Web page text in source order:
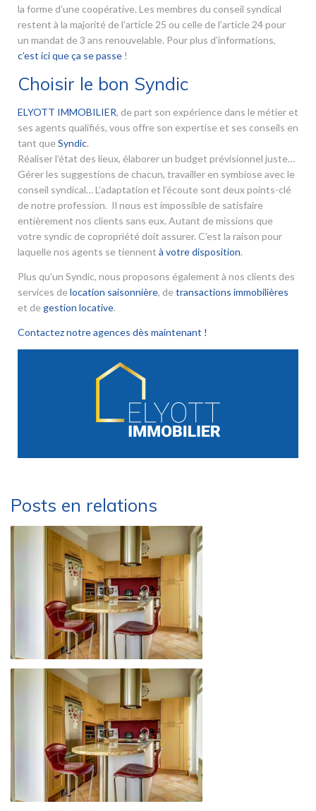
la forme d’une coopérative. Les membres du conseil syndical
restent à la majorité de l’article 25 ou celle de l’article 24 pour
un mandat de 3 ans renouvelable. Pour plus d’informations,
c’est ici que ça se passe !
Choisir le bon Syndic
ELYOTT IMMOBILIER, de part son expérience dans le métier et
ses agents qualifiés, vous offre son expertise et ses conseils en
tant que Syndic.
Réaliser l’état des lieux, élaborer un budget prévisionnel juste…
Gérer les suggestions de chacun, travailler en symbiose avec le
conseil syndical… L’adaptation et l’écoute sont deux points-clé
de notre profession. Il nous est impossible de satisfaire
entièrement nos clients sans eux. Autant de missions que
votre syndic de copropriété doit assurer. C’est la raison pour
laquelle nos agents se tiennent à votre disposition.
Plus qu’un Syndic, nous proposons également à nos clients des
services de location saisonnière, de transactions immobilières
et de gestion locative.
Contactez notre agences dès maintenant !
Posts en relations